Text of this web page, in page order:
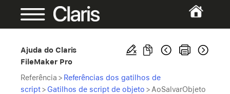
Ajuda do Claris
FileMaker Pro
Referência > Referências dos gatilhos de
script> Gatilhos de script de objeto > AoSalvarObjeto